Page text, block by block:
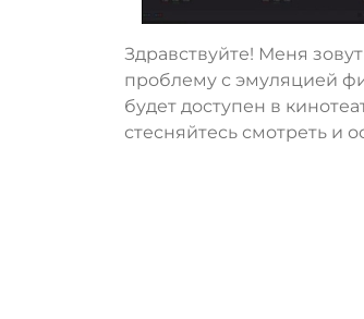
Здравствуйте! Меня
проблему с эмуляцией
будет доступен в
стесняйтесь смотреть и